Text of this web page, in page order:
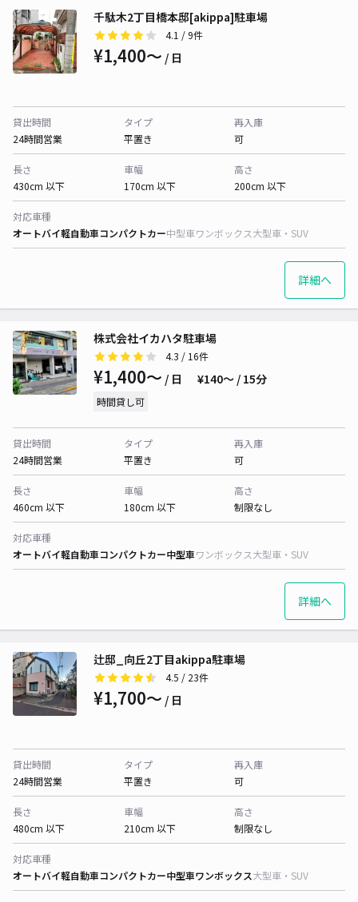
千駄木2丁目橋本邸[akippa]駐車場
4.1 / 9件
¥1,400〜 / 日
貸出時間
24時間営業
タイプ
平置き
再入庫
可
長さ
430cm 以下
車幅
170cm 以下
高さ
200cm 以下
対応車種
オートバイ軽自動車コンパクトカー中型車ワンボックス大型車・SUV
詳細へ
株式会社イカハタ駐車場
4.3 / 16件
¥1,400〜 / 日 ¥140〜 / 15分
時間貸し可
貸出時間
24時間営業
タイプ
平置き
再入庫
可
長さ
460cm 以下
車幅
180cm 以下
高さ
制限なし
対応車種
オートバイ軽自動車コンパクトカー中型車ワンボックス大型車・SUV
詳細へ
辻邸_向丘2丁目akippa駐車場
4.5 / 23件
¥1,700〜 / 日
貸出時間
24時間営業
タイプ
平置き
再入庫
可
長さ
480cm 以下
車幅
210cm 以下
高さ
制限なし
対応車種
オートバイ軽自動車コンパクトカー中型車ワンボックス大型車・SUV